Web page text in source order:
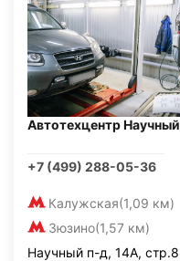
Автотехцентр Научный
+7 (499) 288-05-36
Калужская(1,09 км)
Зюзино(1,57 км)
Научный п-д, 14А, стр.8